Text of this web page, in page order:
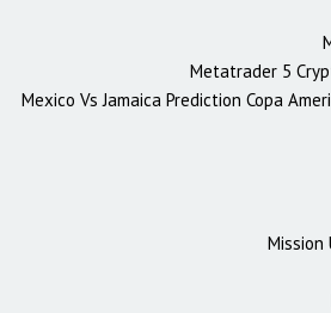
Metatrader 5
Mexico Vs Jamaica Prediction Copa
Mission